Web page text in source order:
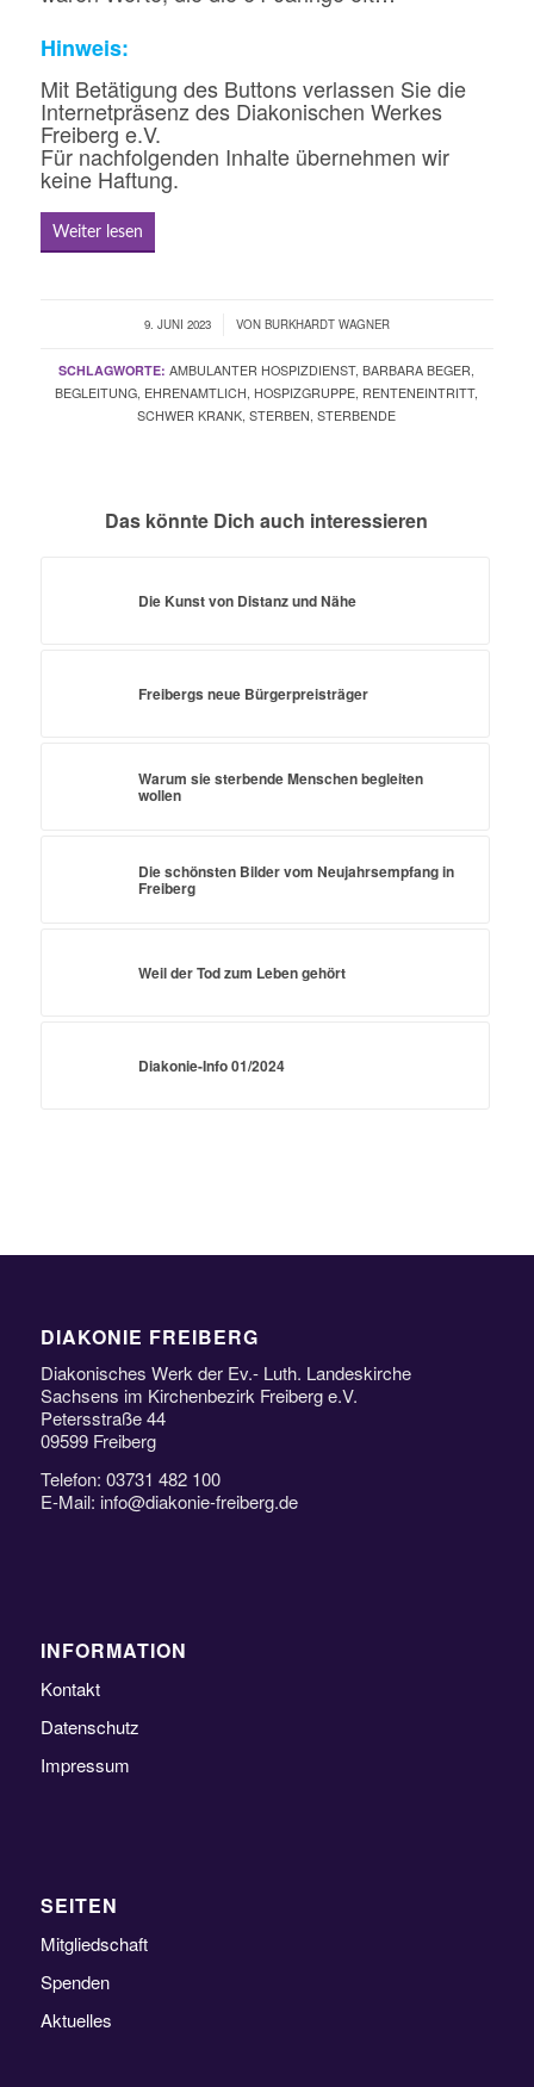
Hinweis:
Mit Betätigung des Buttons verlassen Sie die
Internetpräsenz des Diakonischen Werkes
Freiberg e.V.
Für nachfolgenden Inhalte übernehmen wir
keine Haftung.
Weiter lesen
9. JUNI 2023
/ VON BURKHARDT WAGNER
SCHLAGWORTE: AMBULANTER HOSPIZDIENST,BARBARA BEGER,
BEGLEITUNG, EHRENAMTLICH, HOSPIZGRUPPE, RENTENEINTRITT,
SCHWER KRANK,STERBEN,STERBENDE
Das könnte Dich auch interessieren
Die Kunst von Distanz und Nähe
Freibergs neue Bürgerpreisträger
Warum sie sterbende Menschen begleiten
wollen
Die schönsten Bilder vom Neujahrsempfang in
Freiberg
Weil der Tod zum Leben gehört
Diakonie-Info 01/2024
DIAKONIE FREIBERG
Diakonisches Werk der Ev.- Luth. Landeskirche
Sachsens im Kirchenbezirk Freiberg e.V.
Petersstraße 44
09599 Freiberg
Telefon: 03731 482 100
E-Mail: info@diakonie-freiberg.de
INFORMATION
Kontakt
Datenschutz
Impressum
SEITEN
Mitgliedschaft
Spenden
Aktuelles